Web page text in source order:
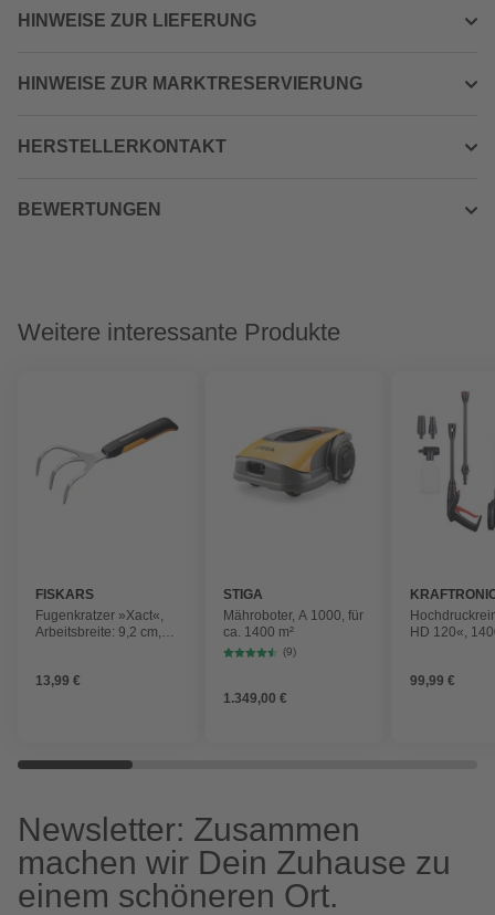
HINWEISE ZUR LIEFERUNG
HINWEISE ZUR MARKTRESERVIERUNG
HERSTELLERKONTAKT
BEWERTUNGEN
Weitere interessante Produkte
FISKARS
Fugenkratzer »Xact«,
Arbeitsbreite: 9,2 cm,
13,99 €
STIGA
Mähroboter, A 1000, für
ca. 1400 m²
(9)
1.349,00 €
HD 120«,
99,99 €
Newsletter: Zusammen
machen wir Dein Zuhause zu
einem schöneren Ort.